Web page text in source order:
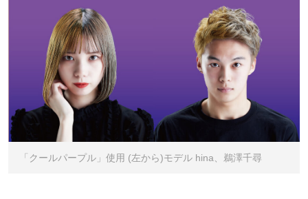
「クールパープル」使用 (左から)モデル hina、鵜澤千尋